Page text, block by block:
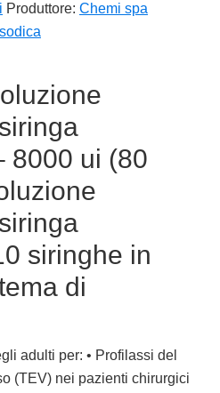
Produttore: Chemi spa
8000 ui (80
siringhe in
di
adulti per: • Profilassi del
(TEV) nei pazienti chirurgici